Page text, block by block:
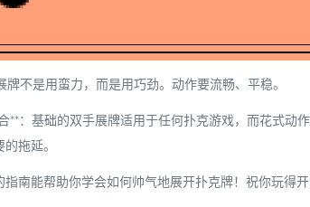
牌不是用蛮力，而是用巧劲。动作要流畅、平稳。
**：基础的双手展牌适用于任何扑克游戏，而花式动
拖延。
南能帮助你学会如何帅气地展开扑克牌！祝你玩得开